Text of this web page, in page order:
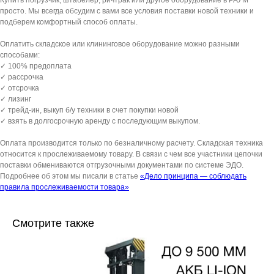
просто. Мы всегда обсудим с вами все условия поставки новой техники и
подберем комфортный способ оплаты.
Оплатить складское или клининговое оборудование можно разными
способами:
✓ 100% предоплата
✓ рассрочка
✓ отсрочка
✓ лизинг
✓ трейд-ин, выкуп б/у техники в счет покупки новой
✓ взять в долгосрочную аренду с последующим выкупом.
Оплата производится только по безналичному расчету. Складская техника
относится к прослеживаемому товару. В связи с чем все участники цепочки
поставки обмениваются отгрузочными документами по системе ЭДО.
Подробнее об этом мы писали в статье «Дело принципа — соблюдать
правила прослеживаемости товара»
Смотрите также